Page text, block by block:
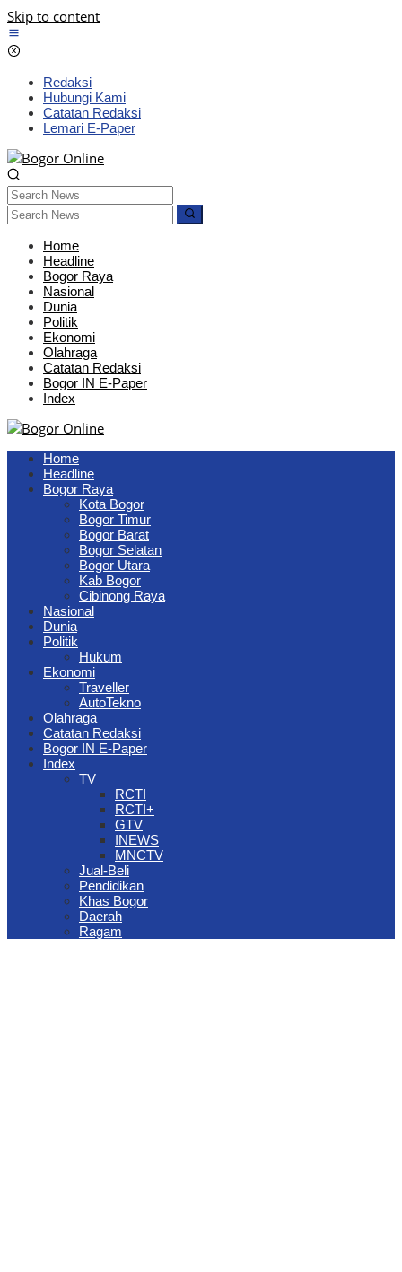
Skip to content
Redaksi
Hubungi Kami
Catatan Redaksi
Lemari E-Paper
Home
Headline
Bogor Raya
Nasional
Dunia
Politik
Ekonomi
Olahraga
Catatan Redaksi
Bogor IN E-Paper
Index
Home
Headline
Bogor Raya
Kota Bogor
Bogor Timur
Bogor Barat
Bogor Selatan
Bogor Utara
Kab Bogor
Cibinong Raya
Nasional
Dunia
Politik
Hukum
Ekonomi
Traveller
AutoTekno
Olahraga
Catatan Redaksi
Bogor IN E-Paper
Index
TV
RCTI
RCTI+
GTV
INEWS
MNCTV
Jual-Beli
Pendidikan
Khas Bogor
Daerah
Ragam